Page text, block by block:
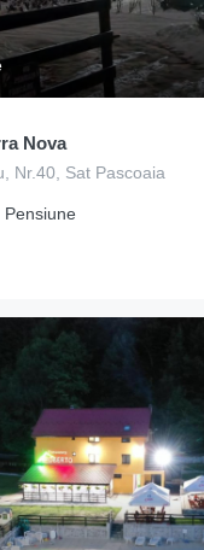
Nova
Nr.40, Sat Pascoaia
Pensiune